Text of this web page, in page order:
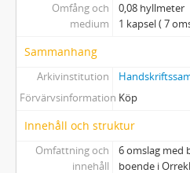
Omfång och
medium
0,08 hyllmeter
1 kapsel ( 7
Sammanhang
Arkivinstitution
Förvärvsinformation Köp
Innehåll och struktur
Omfattning och
innehåll
6 omslag med
boende i